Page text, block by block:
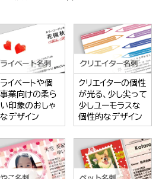
イベートや個
業向けの柔ら
印象のおしゃ
デザイン
クリエイターの個性
が光る、少し尖って
少しユーモラスな
個性的なデザイン